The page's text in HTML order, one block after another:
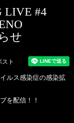
LIVE #4
せ
ルス感染症の感染拡
を配信！！